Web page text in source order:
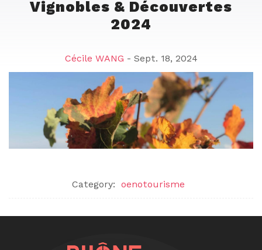
Vignobles & Découvertes
2024
Cécile WANG - Sept. 18, 2024
Category: oenotourisme